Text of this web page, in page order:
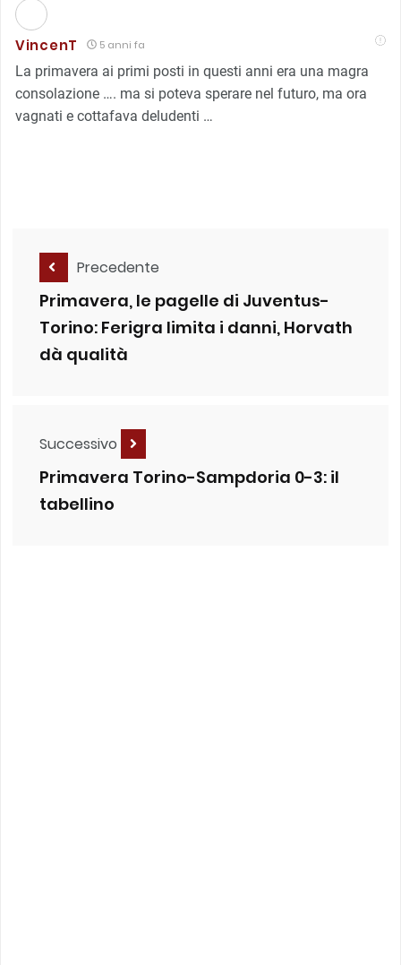
VincenT 5 anni fa
La primavera ai primi posti in questi anni era una magra
consolazione …. ma si poteva sperare nel futuro, ma ora
vagnati e cottafava deludenti …
Precedente
Primavera, le pagelle di Juventus-
Torino: Ferigra limita i danni, Horvath
dà qualità
Successivo
Primavera Torino-Sampdoria 0-3: il
tabellino